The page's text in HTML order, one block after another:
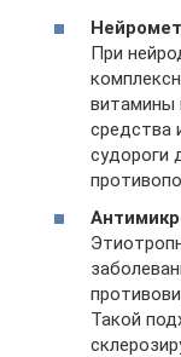
При
витамины
средства
судороги
Такой